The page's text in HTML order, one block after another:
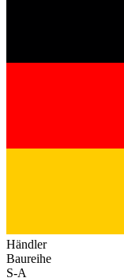
Händler
Baureihe
S-A